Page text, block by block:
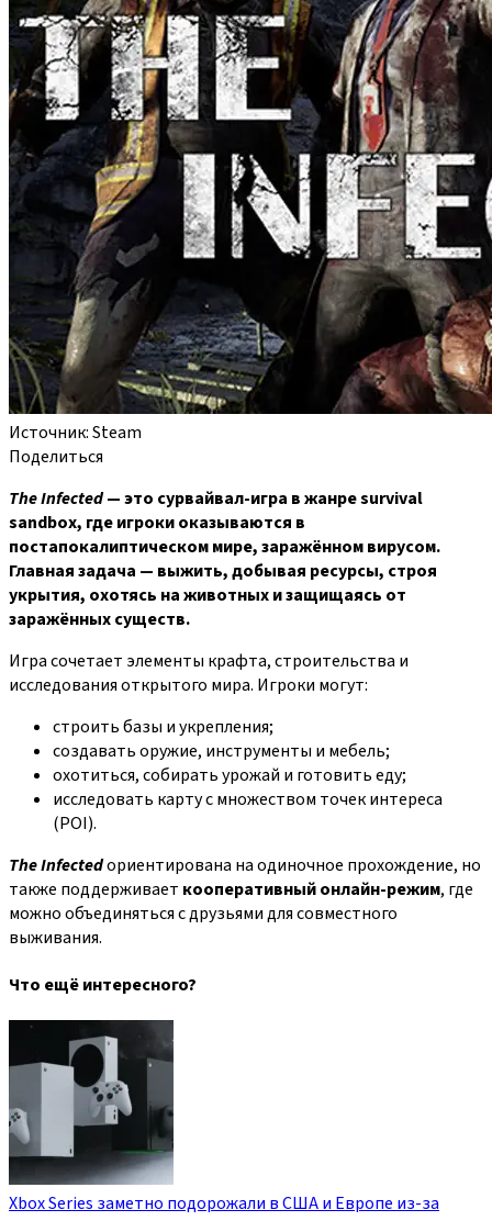
Источник: Steam
Поделиться
The Infected— это сурвайвал‑игра в жанре survival
sandbox, где игроки оказываются в
постапокалиптическом мире, заражённом вирусом.
Главная задача — выжить, добывая ресурсы, строя
укрытия, охотясь на животных и защищаясь от
заражённых существ.
Игра сочетает элементы крафта, строительства и
исследования открытого мира. Игроки могут:
строить базы и укрепления;
создавать оружие, инструменты и мебель;
охотиться, собирать урожай и готовить еду;
исследовать карту с множеством точек интереса
(POI).
The Infectedориентирована на одиночное прохождение, но
также поддерживает кооперативный онлайн‑режим, где
можно объединяться с друзьями для совместного
выживания.
Что ещё интересного?
Xbox Series заметно подорожали в США и Европе из-за